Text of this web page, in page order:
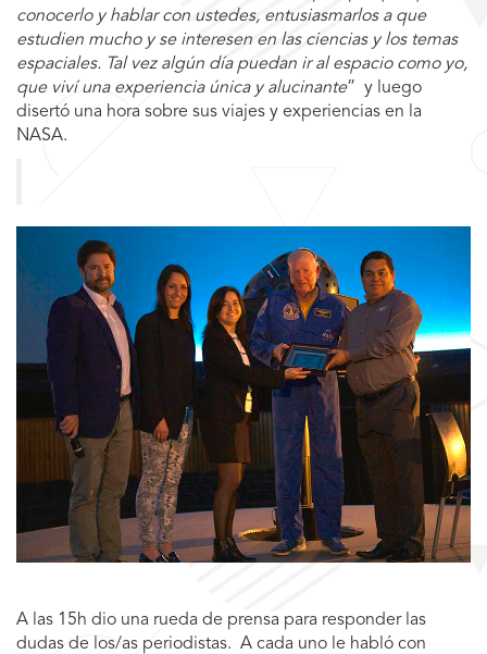
conocerlo y hablar con ustedes, entusiasmarlos a que
estudien mucho y se interesen en las ciencias y los temas
espaciales. Tal vez algún día puedan ir al espacio como yo,
que viví una experiencia única y alucinante” y luego
disertó una hora sobre sus viajes y experiencias en la
NASA.
A las 15h dio una rueda de prensa para responder las
dudas de los/as periodistas. A cada uno le habló con